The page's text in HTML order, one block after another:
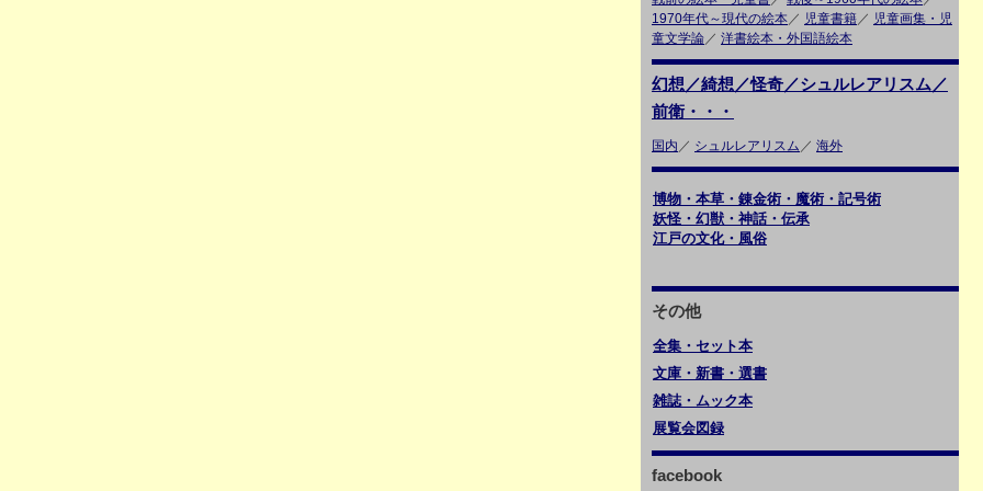
1970年代～現代の絵本／ 児童書籍／ 児童画集・児
童文学論／ 洋書絵本・外国語絵本
幻想／綺想／怪奇／シュルレアリスム／
前衛・・・
国内 ／ シュルレアリスム ／ 海外
博物・本草・錬金術・魔術・記号術
妖怪・幻獣・神話・伝承
江戸の文化・風俗
その他
全集・セット本
文庫・新書・選書
雑誌・ムック本
展覧会図録
facebook